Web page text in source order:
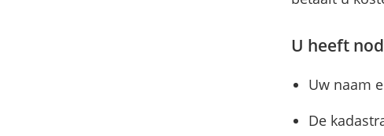
U heeft
Uw naam
De